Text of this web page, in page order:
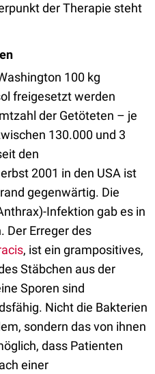
der Therapie steht
100 kg
freigesetzt werden
der Getöteten – je
130.000 und 3
den
2001 in den USA ist
gegenwärtig. Die
Infektion gab es in
Der Erreger des
, ist ein grampositives,
Stäbchen aus der
Sporen sind
Nicht die Bakterien
sondern das von ihnen
dass Patienten
einer